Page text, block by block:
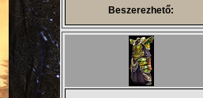
Beszerezhető: